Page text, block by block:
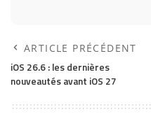
ARTICLE PRÉCÉDENT
iOS 26.6 : les dernières
nouveautés avant iOS 27